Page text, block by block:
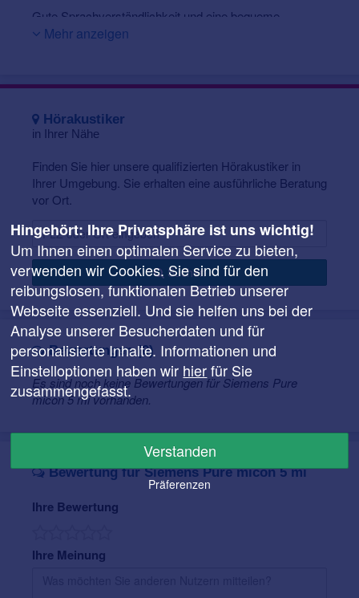
Gute Sprachverständlichkeit und eine bequeme
Verbindung mit anderen technischen Geräten sorgen für
diskret, trotz höherer Leistung. Der Hörer befindet sich
weil die externen Hörer hin- und wieder ausgetauscht
werden müssen.
Mehr anzeigen
Hörakustiker
in Ihrer Nähe
Finden Sie hier unsere qualifizierten Hörakustiker in
Ihrer Umgebung. Sie erhalten eine ausführliche Beratung
vor Ort.
Suchen
Bewertungen (0)
Es sind noch keine Bewertungen für Siemens Pure
micon 5 mi vorhanden.
Bewertung für Siemens Pure micon 5 mi
Ihre Bewertung
Ihre Meinung
Hingehört: Ihre Privatsphäre ist uns wichtig!
Um Ihnen einen optimalen Service zu bieten,
verwenden wir Cookies. Sie sind für den
reibungslosen, funktionalen Betrieb unserer
Webseite essenziell. Und sie helfen uns bei der
Analyse unserer Besucherdaten und für
personalisierte Inhalte. Informationen und
Einstelloptionen haben wir hierfür Sie
zusammengefasst.
Verstanden
Präferenzen